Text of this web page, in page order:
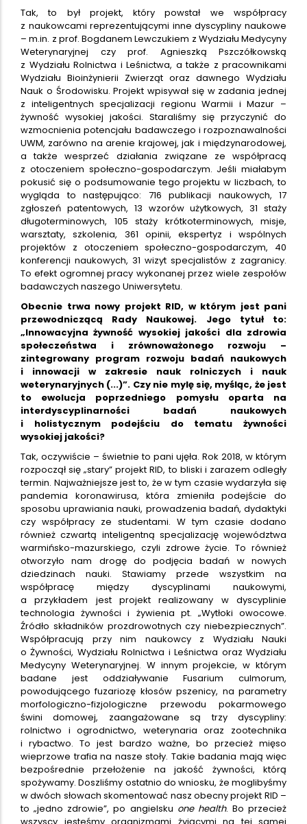
Tak, to był projekt, który powstał we współpracy
z naukowcami reprezentującymi inne dyscypliny naukowe
– m.in. z prof. Bogdanem Lewczukiem z Wydziału Medycyny
Weterynaryjnej czy prof. Agnieszką Pszczółkowską
z Wydziału Rolnictwa i Leśnictwa, a także z pracownikami
Wydziału Bioinżynierii Zwierząt oraz dawnego Wydziału
Nauk o Środowisku. Projekt wpisywał się w zadania jednej
z inteligentnych specjalizacji regionu Warmii i Mazur –
żywność wysokiej jakości. Staraliśmy się przyczynić do
wzmocnienia potencjału badawczego i rozpoznawalności
UWM, zarówno na arenie krajowej, jak i międzynarodowej,
a także wesprzeć działania związane ze współpracą
z otoczeniem społeczno-gospodarczym. Jeśli miałabym
pokusić się o podsumowanie tego projektu w liczbach, to
wygląda to następująco: 716 publikacji naukowych, 17
zgłoszeń patentowych, 13 wzorów użytkowych, 31 staży
długoterminowych, 105 staży krótkoterminowych, misje,
warsztaty, szkolenia, 361 opinii, ekspertyz i wspólnych
projektów z otoczeniem społeczno-gospodarczym, 40
konferencji naukowych, 31 wizyt specjalistów z zagranicy.
To efekt ogromnej pracy wykonanej przez wiele zespołów
badawczych naszego Uniwersytetu.
Obecnie trwa nowy projekt RID, w którym jest pani
przewodniczącą Rady Naukowej. Jego tytuł to:
„Innowacyjna żywność wysokiej jakości dla zdrowia
społeczeństwa i zrównoważonego rozwoju –
zintegrowany program rozwoju badań naukowych
i innowacji w zakresie nauk rolniczych i nauk
weterynaryjnych (...)”. Czy nie mylę się, myśląc, że jest
to ewolucja poprzedniego pomysłu oparta na
interdyscyplinarności badań naukowych
i holistycznym podejściu do tematu żywności
wysokiej jakości?
Tak, oczywiście – świetnie to pani ujęła. Rok 2018, w którym
rozpoczął się „stary” projekt RID, to bliski i zarazem odległy
termin. Najważniejsze jest to, że w tym czasie wydarzyła się
pandemia koronawirusa, która zmieniła podejście do
sposobu uprawiania nauki, prowadzenia badań, dydaktyki
czy współpracy ze studentami. W tym czasie dodano
również czwartą inteligentną specjalizację województwa
warmińsko-mazurskiego, czyli zdrowe życie. To również
otworzyło nam drogę do podjęcia badań w nowych
dziedzinach nauki. Stawiamy przede wszystkim na
współpracę między dyscyplinami naukowymi,
a przykładem jest projekt realizowany w dyscyplinie
technologia żywności i żywienia pt. „Wytłoki owocowe.
Źródło składników prozdrowotnych czy niebezpiecznych”.
Współpracują przy nim naukowcy z Wydziału Nauki
o Żywności, Wydziału Rolnictwa i Leśnictwa oraz Wydziału
Medycyny Weterynaryjnej. W innym projekcie, w którym
badane jest oddziaływanie Fusarium culmorum,
powodującego fuzariozę kłosów pszenicy, na parametry
morfologiczno-fizjologiczne przewodu pokarmowego
świni domowej, zaangażowane są trzy dyscypliny:
rolnictwo i ogrodnictwo, weterynaria oraz zootechnika
i rybactwo. To jest bardzo ważne, bo przecież mięso
wieprzowe trafia na nasze stoły. Takie badania mają więc
bezpośrednie przełożenie na jakość żywności, którą
spożywamy. Doszliśmy ostatnio do wniosku, że moglibyśmy
w dwóch słowach skomentować nasz obecny projekt RID –
to „jedno zdrowie”, po angielsku one health. Bo przecież
wszyscy jesteśmy organizmami żyjącymi na tej samej